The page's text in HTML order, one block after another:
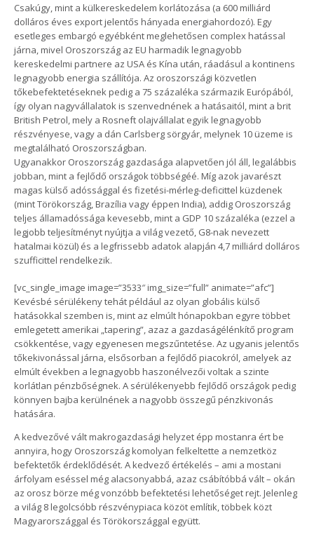
Csakúgy, mint a külkereskedelem korlátozása (a 600 milliárd
dolláros éves export jelentős hányada energiahordozó). Egy
esetleges embargó egyébként meglehetősen complex hatással
járna, mivel Oroszország az EU harmadik legnagyobb
kereskedelmi partnere az USA és Kína után, ráadásul a kontinens
legnagyobb energia szállítója. Az oroszországi közvetlen
tőkebefektetéseknek pedig a 75 százaléka származik Európából,
így olyan nagyvállalatok is szenvednének a hatásaitól, mint a brit
British Petrol, mely a Rosneft olajvállalat egyik legnagyobb
részvényese, vagy a dán Carlsberg sörgyár, melynek 10 üzeme is
megtalálható Oroszországban.
Ugyanakkor Oroszország gazdasága alapvetően jól áll, legalábbis
jobban, mint a fejlődő országok többségéé. Míg azok javarészt
magas külső adóssággal és fizetési-mérleg-deficittel küzdenek
(mint Törökország, Brazília vagy éppen India), addig Oroszország
teljes államadóssága kevesebb, mint a GDP 10 százaléka (ezzel a
legjobb teljesítményt nyújtja a világ vezető, G8-nak nevezett
hatalmai közül) és a legfrissebb adatok alapján 4,7 milliárd dolláros
szufficittel rendelkezik.
[vc_single_image image=”3533″ img_size=”full” animate=”afc”]
Kevésbé sérülékeny tehát például az olyan globális külső
hatásokkal szemben is, mint az elmúlt hónapokban egyre többet
emlegetett amerikai „tapering”, azaz a gazdaságélénkítő program
csökkentése, vagy egyenesen megszűntetése. Az ugyanis jelentős
tőkekivonással járna, elsősorban a fejlődő piacokról, amelyek az
elmúlt években a legnagyobb haszonélvezői voltak a szinte
korlátlan pénzbőségnek. A sérülékenyebb fejlődő országok pedig
könnyen bajba kerülnének a nagyobb összegű pénzkivonás
hatására.
A kedvezővé vált makrogazdasági helyzet épp mostanra ért be
annyira, hogy Oroszország komolyan felkeltette a nemzetköz
befektetők érdeklődését. A kedvező értékelés – ami a mostani
árfolyam eséssel még alacsonyabbá, azaz csábítóbbá vált – okán
az orosz börze még vonzóbb befektetési lehetőséget rejt. Jelenleg
a világ 8 legolcsóbb részvénypiaca közöt említik, többek közt
Magyarországgal és Törökországgal együtt.